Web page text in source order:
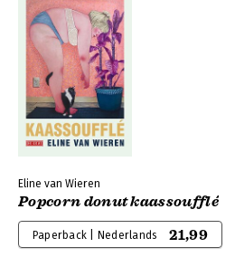
Eline van Wieren
Popcorn donut kaassoufflé
Paperback | Nederlands 21,99